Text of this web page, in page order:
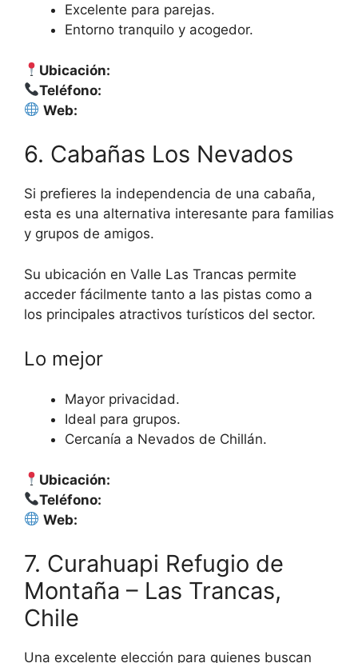
Excelente para parejas.
Entorno tranquilo y acogedor.
Ubicación:
Teléfono:
Web:
6. Cabañas Los Nevados
Si prefieres la independencia de una cabaña,
esta es una alternativa interesante para familias
y grupos de amigos.
Su ubicación en Valle Las Trancas permite
acceder fácilmente tanto a las pistas como a
los principales atractivos turísticos del sector.
Lo mejor
Mayor privacidad.
Ideal para grupos.
Cercanía a Nevados de Chillán.
Ubicación:
Teléfono:
Web:
7. Curahuapi Refugio de
Montaña – Las Trancas,
Chile
Una excelente elección para quienes buscan